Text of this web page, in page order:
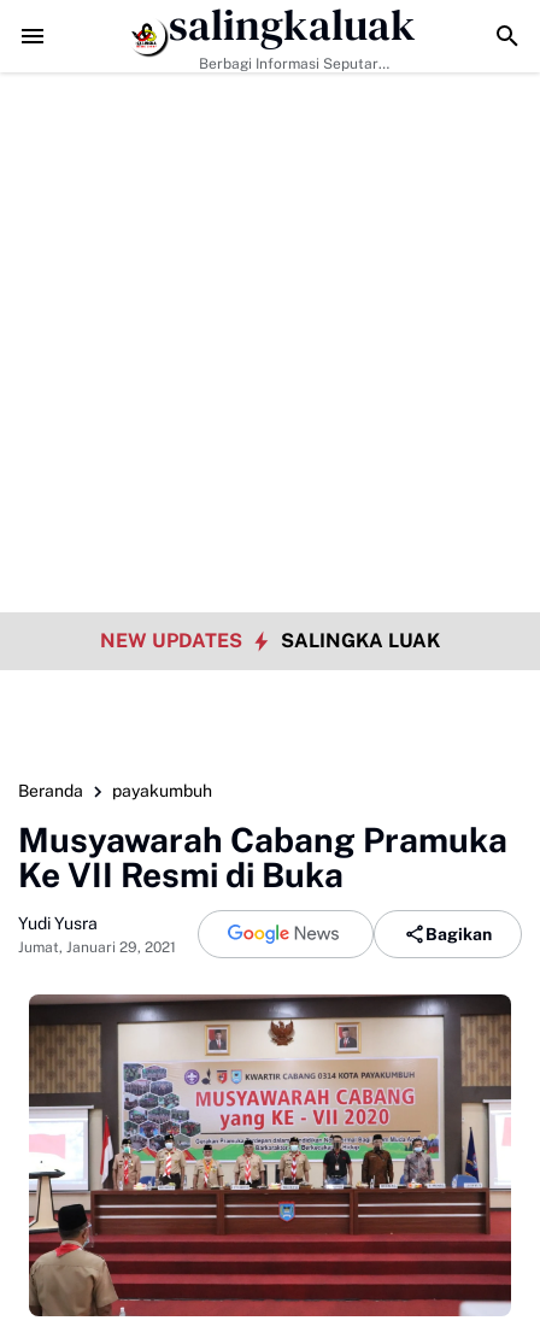
Era Digital, Arisal Aziz Ajak Masyarakat Perkuat Nilai
salingkaluak
Berbagi Informasi Seputar
NEW UPDATES SALINGKA LUAK
Beranda payakumbuh
Musyawarah Cabang Pramuka
Ke VII Resmi di Buka
Yudi Yusra
Jumat, Januari 29, 2021
Bagikan